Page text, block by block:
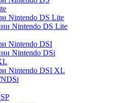
Nintendo DS Lite
Nintendo DS Lite
Nintendo DSI
Nintendo DSi
Nintendo DSI XL